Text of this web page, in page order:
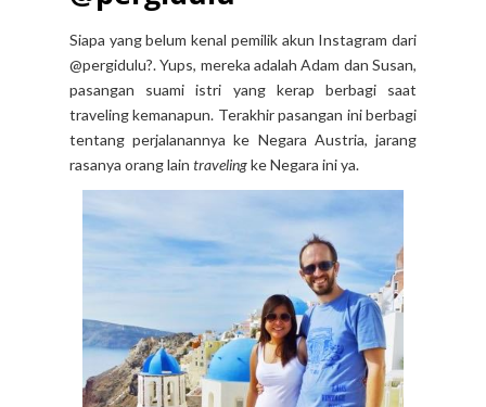
Siapa yang belum kenal pemilik akun Instagram dari
@pergidulu?. Yups, mereka adalah Adam dan Susan,
pasangan suami istri yang kerap berbagi saat
traveling kemanapun. Terakhir pasangan ini berbagi
tentang perjalanannya ke Negara Austria, jarang
rasanya orang lain travelingke Negara ini ya.